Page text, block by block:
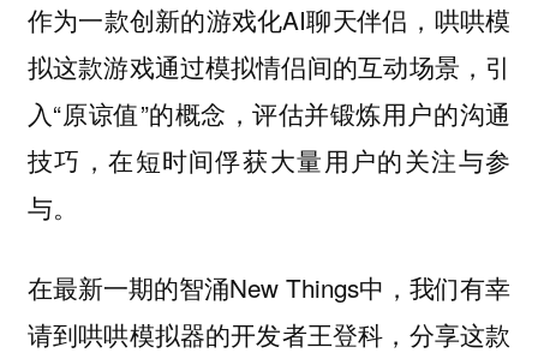
作为一款创新的游戏化AI聊天伴侣，哄哄模
拟这款游戏通过模拟情侣间的互动场景，引
入“原谅值”的概念，评估并锻炼用户的沟通
技巧，在短时间俘获大量用户的关注与参
与。
在最新一期的智涌New Things中，我们有幸
请到哄哄模拟器的开发者王登科，分享这款